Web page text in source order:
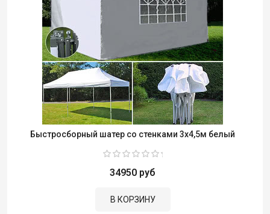
Быстросборный шатер со стенками 3х4,5м белый
34950 руб
В КОРЗИНУ